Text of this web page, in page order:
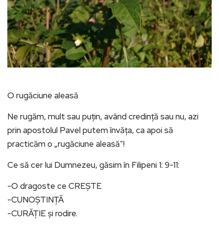
O rugăciune aleasă
Ne rugăm, mult sau puțin, având credință sau nu, azi
prin apostolul Pavel putem învăța, ca apoi să
practicăm o „rugăciune aleasă”!
Ce să cer lui Dumnezeu, găsim în Filipeni 1: 9-11:
-O dragoste ce CREȘTE
-CUNOȘTINȚĂ
-CURĂȚIE şi rodire.